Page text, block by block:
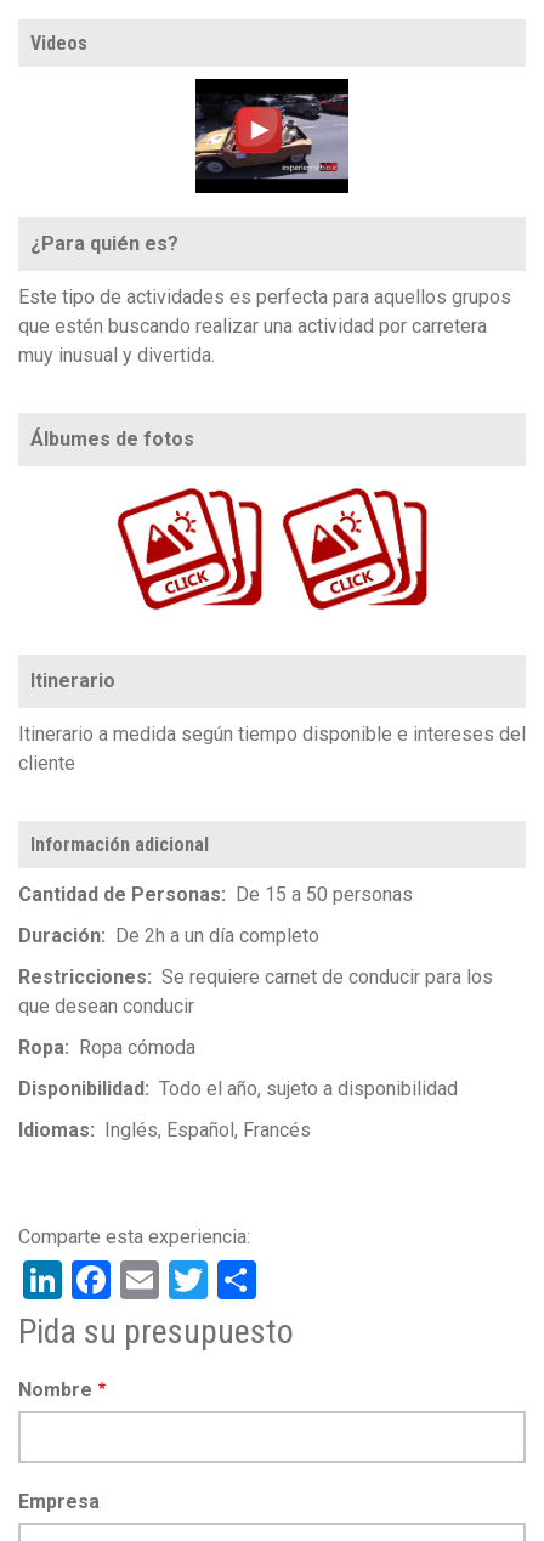
Videos
¿Para quién es?
Este tipo de actividades es perfecta para aquellos grupos
que estén buscando realizar una actividad por carretera
muy inusual y divertida.
Álbumes de fotos
Itinerario
Itinerario a medida según tiempo disponible e intereses del
cliente
Información adicional
Cantidad de Personas
De 15 a 50 personas
Duración
De 2h a un día completo
Restricciones
Se requiere carnet de conducir para los
que desean conducir
Ropa
Ropa cómoda
Disponibilidad
Todo el año, sujeto a disponibilidad
Idiomas
Inglés Español Francés
LinkedIn
Facebook
EmailTwitter
Pida su presupuesto
Nombre
Empresa